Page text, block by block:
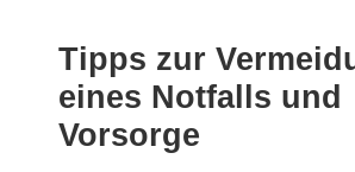
Tipps zur
eines Notfalls und
Vorsorge